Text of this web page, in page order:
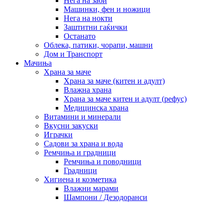
Машинки, фен и ножици
Нега на нокти
Заштитни гаќички
Останато
Облека, патики, чорапи, машни
Дом и Транспорт
Мачиња
Храна за маче
Храна за маче (китен и адулт)
Влажна храна
Храна за маче китен и адулт (рефус)
Медицинска храна
Витамини и минерали
Вкусни закуски
Играчки
Садови за храна и вода
Ремчиња и градници
Ремчиња и поводници
Градници
Хигиена и козметика
Влажни марами
Шампони / Дезодоранси